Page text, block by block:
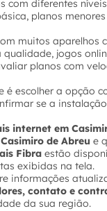
com diferentes
planos
muitos aparelhos
jogos
planos com
é escolher a opção
se a
internet em
Casimiro de Abreu e
Fibra estão
exibidas na tela.
informações
contato e
da sua região.